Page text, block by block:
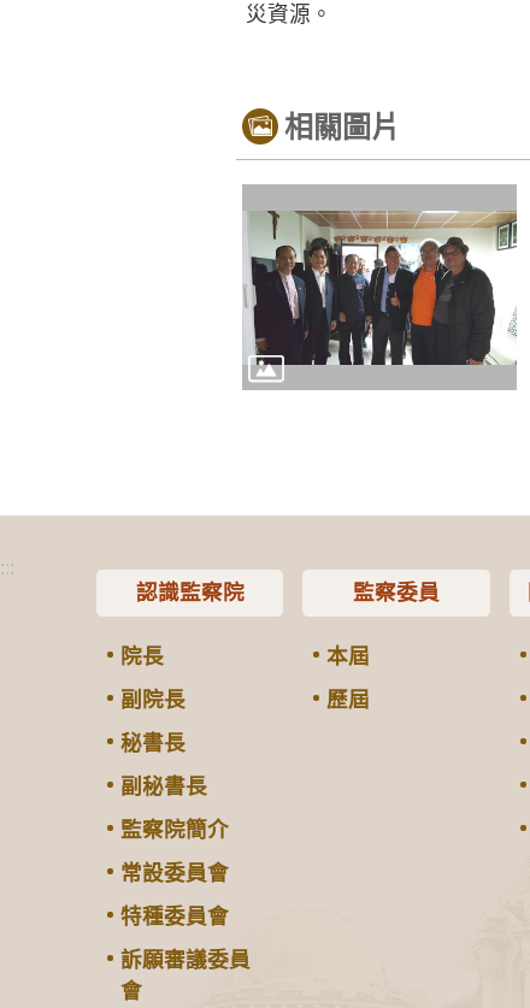
災資源。
相關圖片
:::
認識監察院
院長
副院長
秘書長
副秘書長
監察院簡介
常設委員會
特種委員會
訴願審議委員
會
監察委員
本屆
歷屆